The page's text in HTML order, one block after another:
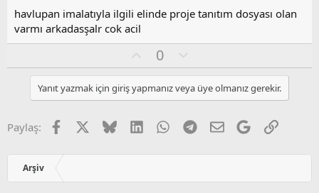
havlupan imalatıyla ilgili elinde proje tanıtım dosyası olan
varmı arkadasşalr cok acil
y
l
a
0
l
u
m
u
z
o
l
Yanıt yazmak için giriş yapmanız veya üye olmanız gerekir.
Paylaş: Facebook BlueskyLinkedInWhatsApp
Telegram
E-postaGoogleLink
Arşiv